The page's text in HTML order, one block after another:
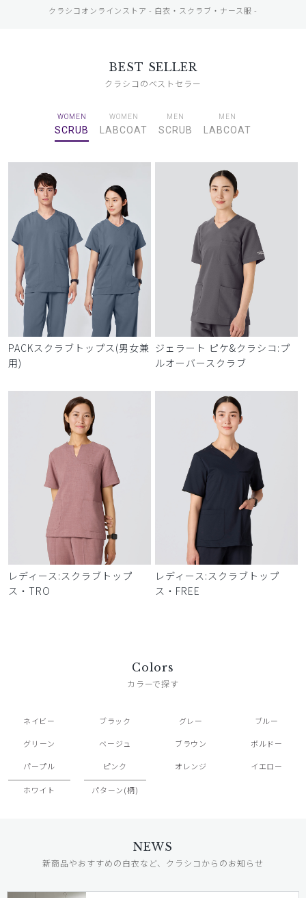
クラシコオンラインストア - 白衣・スクラブ・ナース服 -
BEST SELLER
クラシコのベストセラー
WOMEN
SCRUB
WOMEN
LABCOAT
MEN
SCRUB
MEN
LABCOAT
PACKスクラブトップス(男女兼
用)
ジェラート ピケ&クラシコ:プ
ルオーバースクラブ
レディース:スクラブトップ
ス・TRO
レディース:スクラブトップ
ス・FREE
Colors
カラーで探す
ネイビー ブラック グレー ブルー
グリーン ベージュ ブラウン ボルドー
パープル ピンク オレンジ イエロー
ホワイト パターン(柄)
NEWS
新商品やおすすめの白衣など、クラシコからのお知らせ